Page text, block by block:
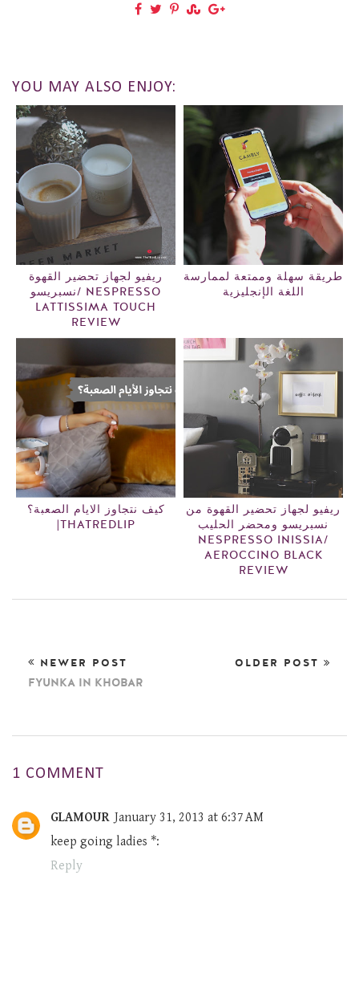
YOU MAY ALSO ENJOY:
ريفيو لجهاز تحضير القهوة
نسبريسو/ NESPRESSO
LATTISSIMA TOUCH
REVIEW
طريقة سهلة وممتعة لممارسة
اللغة الإنجليزية
كيف نتجاوز الايام الصعبة؟
|THATREDLIP
ريفيو لجهاز تحضير القهوة من
نسبريسو ومحضر الحليب
NESPRESSO INISSIA/
AEROCCINO BLACK
REVIEW
NEWER POST
FYUNKA IN KHOBAR
OLDER POST
1 COMMENT
GLAMOUR January 31, 2013 at 6:37 AM
keep going ladies *:
Reply